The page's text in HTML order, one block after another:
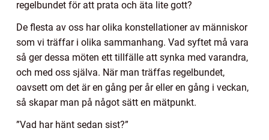
regelbundet för att prata och äta lite gott?
De flesta av oss har olika konstellationer av människor
som vi träffar i olika sammanhang. Vad syftet må vara
så ger dessa möten ett tillfälle att synka med varandra,
och med oss själva. När man träffas regelbundet,
oavsett om det är en gång per år eller en gång i veckan,
så skapar man på något sätt en mätpunkt.
”Vad har hänt sedan sist?”